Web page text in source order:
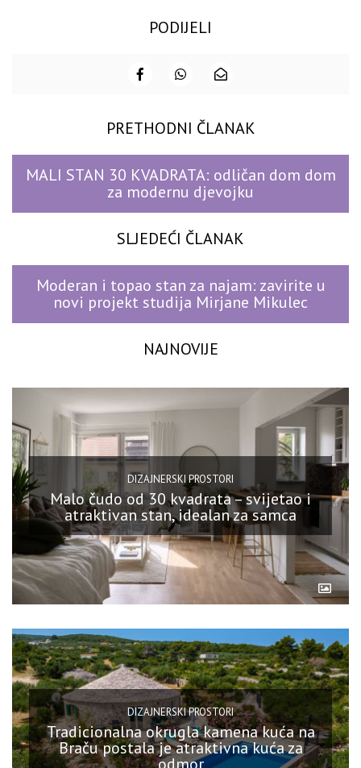
PODIJELI
PRETHODNI ČLANAK
MALI STAN 30 KVADRATA: odličan dom dom
za modernu djevojku
SLJEDEĆI ČLANAK
Moderan i topao stan za najam: zavirite u
novi projekt studija Mirjane Mikulec
NAJNOVIJE
DIZAJNERSKI PROSTORI
Malo čudo od 30 kvadrata – svijetao i
atraktivan stan, idealan za samca
DIZAJNERSKI PROSTORI
Tradicionalna okrugla kamena kuća na
Braču postala je atraktivna kuća za